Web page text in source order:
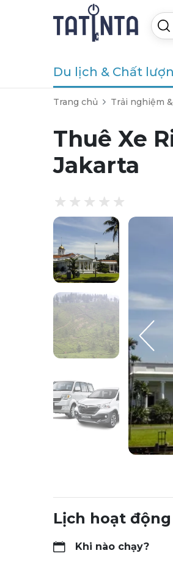
Du lịch & Chất
Trang chủ Trải nghiệm
Thuê Xe
Jakarta
Lịch hoạt động
Khi nào chạy?